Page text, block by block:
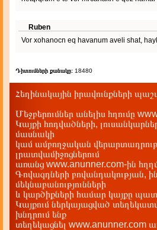
Ruben
Vor xohanocn eq havanum aveli shat,
Դիտումների քանակը: 18480
Հեղինակային իրավունքների
Մեջբերումներ անելիս հղումը
Կայքի հոդվածների,
մասնակի
կամ ամբողջական
լրատվամիջոցներում
առանց www.anunner.com-ին
Գովազդների բովանդակության,
մեկնաբանությունների
և կարծիքների համար կայքը
Կայքում ներկայացված
խնդրում ենք
տեղեկացնել www.anunner.com